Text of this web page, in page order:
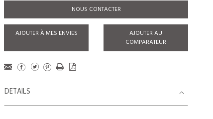
NOUS CONTACTER
AJOUTER À MES ENVIES
AJOUTER AU
COMPARATEUR
DETAILS